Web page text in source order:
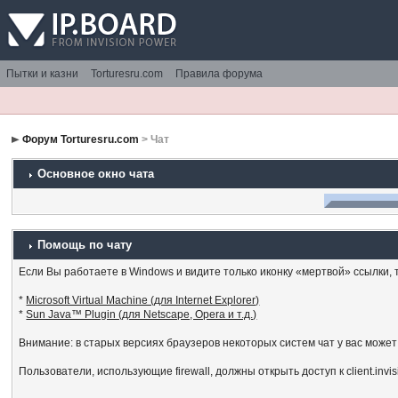
Пытки и казни Torturesru.com Правила форума
Форум Torturesru.com > Чат
Основное окно чата
Помощь по чату
Если Вы работаете в Windows и видите только иконку «мертвой»
* Microsoft Virtual Machine (для Internet Explorer)
*Sun Java™ Plugin (для Netscape, Opera и т.д.)
Внимание: в старых версиях браузеров некоторых систем чат у вас
Пользователи, использующие firewall, должны открыть доступ к